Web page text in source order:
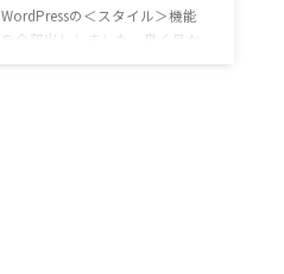
ONE SEO 」について調べたこ
と、シェア …
WordPressの＜スタイル＞機能
を全部出ししました。良く見か